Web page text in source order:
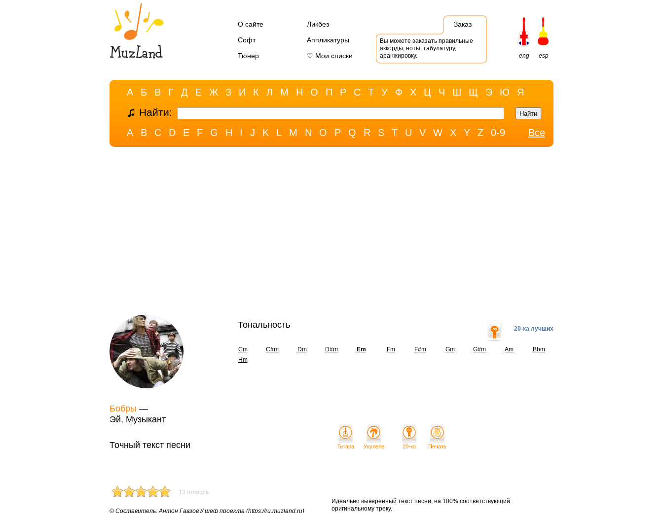
О сайте
Ликбез
Софт
Аппликатуры
Тюнер
♡ Мои списки
Заказ
Вы можете заказать правильные
аккорды, ноты, табулатуру,
аранжировку.
eng esp
А Б В Г Д Е Ж З И К Л М Н О П Р С Т У Ф Х Ц Ч Ш Щ Э Ю Я
Найти:
A B C D E F G H I J K L M N O P Q R S T U V W X Y Z 0-9 Все
Бобры —
Эй, Музыкант
Тональность 20-ка лучших
Cm C#m Dm D#m Em Fm F#m Gm G#m Am
Bbm
Hm
Точный текст песни
13 голосов
© Cоставитель:Антон Гавзов // шеф проекта (https://ru.muzland.ru)
Гитара Укулеле 20-ка Печать
Идеально выверенный текст песни, на 100% соответствующий
оригинальному треку.